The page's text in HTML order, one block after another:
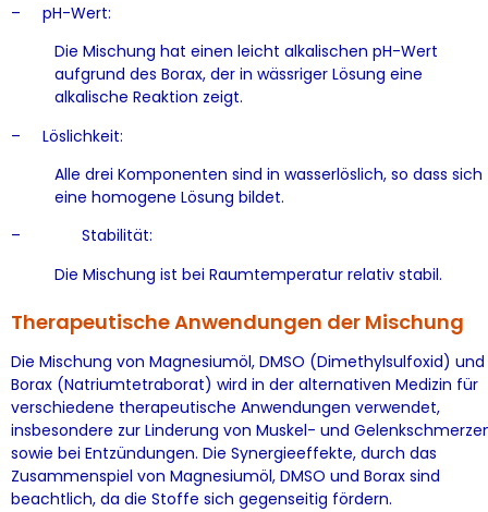
– pH-Wert:
Die Mischung hat einen leicht alkalischen pH-Wert
aufgrund des Borax, der in wässriger Lösung eine
alkalische Reaktion zeigt.
– Löslichkeit:
Alle drei Komponenten sind in wasserlöslich, so dass sich
eine homogene Lösung bildet.
– Stabilität:
Die Mischung ist bei Raumtemperatur relativ stabil.
Therapeutische Anwendungen der Mischung
Die Mischung von Magnesiumöl, DMSO (Dimethylsulfoxid) und
Borax (Natriumtetraborat) wird in der alternativen Medizin für
verschiedene therapeutische Anwendungen verwendet,
insbesondere zur Linderung von Muskel- und
sowie bei Entzündungen. Die Synergieeffekte, durch das
Zusammenspiel von Magnesiumöl, DMSO und Borax sind
beachtlich, da die Stoffe sich gegenseitig fördern.